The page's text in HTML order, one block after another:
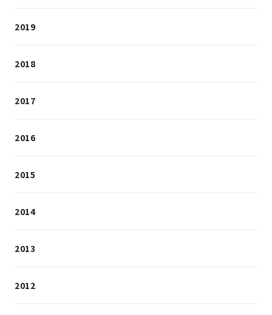
2019
2018
2017
2016
2015
2014
2013
2012